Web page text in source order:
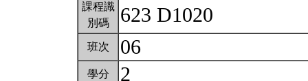
課程識
別碼
623 D1020
班次 06
學分 2